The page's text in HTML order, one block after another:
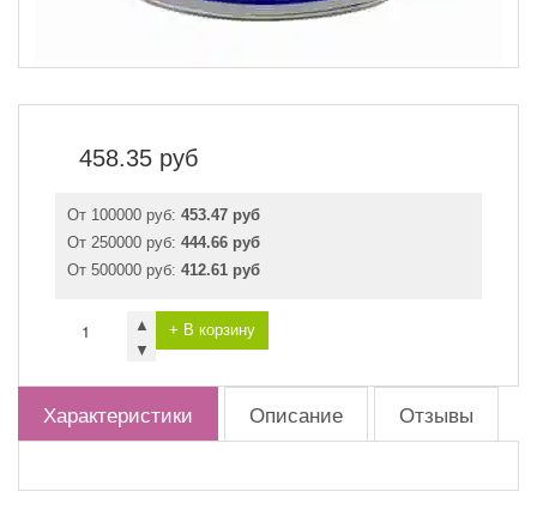
458.35 руб
От 100000 руб: 453.47 руб
От 250000 руб: 444.66 руб
От 500000 руб: 412.61 руб
▲
▼
+ В корзину
Характеристики Описание Отзывы